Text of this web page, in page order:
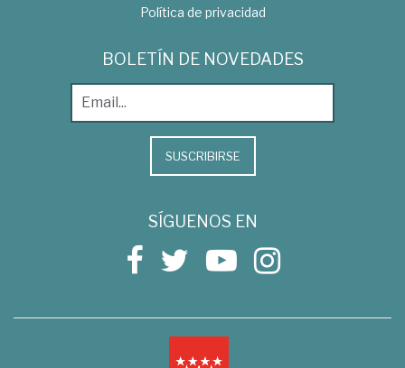
Política de privacidad
BOLETÍN DE NOVEDADES
SUSCRIBIRSE
SÍGUENOS EN